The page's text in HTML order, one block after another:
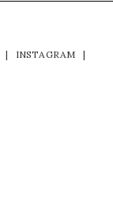
| INSTAGRAM
|